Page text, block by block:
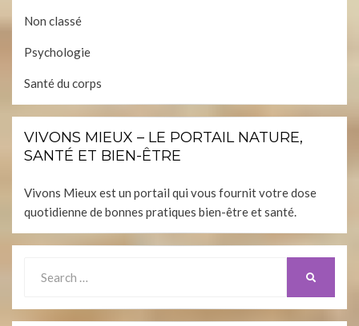
Non classé
Psychologie
Santé du corps
VIVONS MIEUX – LE PORTAIL NATURE,
SANTÉ ET BIEN-ÊTRE
Vivons Mieux est un portail qui vous fournit votre dose
quotidienne de bonnes pratiques bien-être et santé.
for: